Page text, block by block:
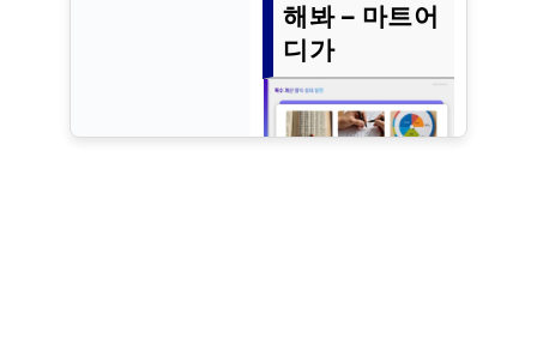
음과 양이 서로 잘 어울리는지, 그
리고 각자의 성격이 어떻게 조화
를 이루는지가 관계의 안정성에
은 단순한 재미를 넘어서 실제 관
계의 깊이를 더해주는 요소로 작
용할 수 있습니다. 예를 들어, 상
해봐 – 마트어
디가